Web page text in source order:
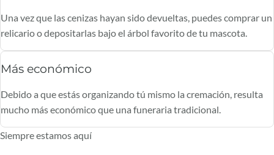
Una vez que las cenizas hayan sido devueltas, puedes comprar un
relicario o depositarlas bajo el árbol favorito de tu mascota.
Más económico
Debido a que estás organizando tú mismo la cremación, resulta
mucho más económico que una funeraria tradicional.
Siempre estamos aquí